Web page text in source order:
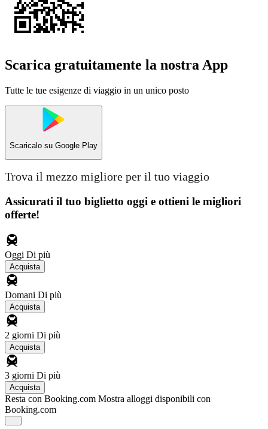
Scarica gratuitamente la nostra App
Tutte le tue esigenze di viaggio in un unico posto
Scaricalo su Google Play
Trova il mezzo migliore per il tuo viaggio
Assicurati il ​​tuo biglietto oggi e ottieni le migliori
offerte!
Oggi Di più
Acquista
Domani Di più
Acquista
2 giorni Di più
Acquista
3 giorni Di più
Acquista
Resta con Booking.com Mostra alloggi disponibili con
Booking.com